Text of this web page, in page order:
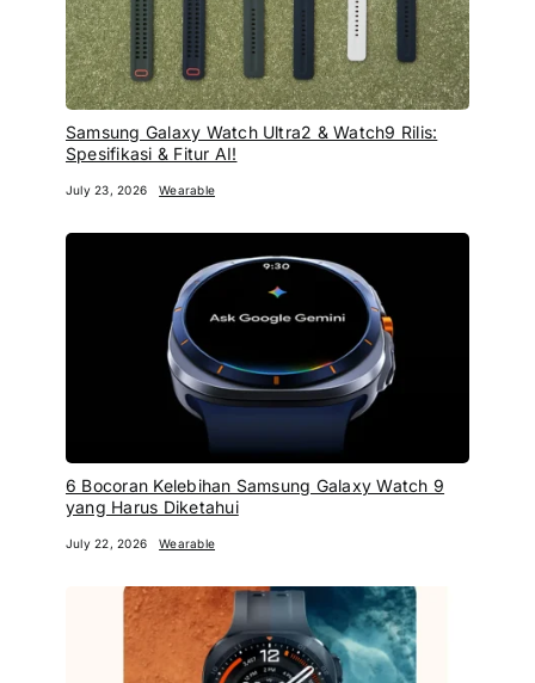
Samsung Galaxy Watch Ultra2 & Watch9 Rilis:
Spesifikasi & Fitur AI!
July 23, 2026 Wearable
6 Bocoran Kelebihan Samsung Galaxy Watch 9
yang Harus Diketahui
July 22, 2026 Wearable